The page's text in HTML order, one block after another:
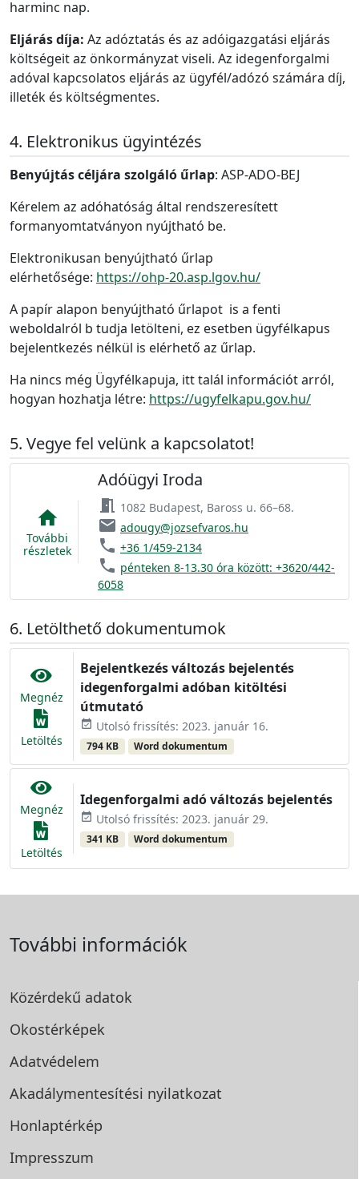
harminc nap.
Eljárás díja: Az adóztatás és az adóigazgatási eljárás
költségeit az önkormányzat viseli. Az idegenforgalmi
adóval kapcsolatos eljárás az ügyfél/adózó számára díj,
illeték és költségmentes.
Elektronikus ügyintézés
Benyújtás céljára szolgáló űrlap: ASP-ADO-BEJ
Kérelem az adóhatóság által rendszeresített
formanyomtatványon nyújtható be.
Elektronikusan benyújtható űrlap
elérhetősége: https://ohp-20.asp.lgov.hu/
A papír alapon benyújtható űrlapot is a fenti
weboldalról b tudja letölteni, ez esetben ügyfélkapus
bejelentkezés nélkül is elérhető az űrlap.
Ha nincs még Ügyfélkapuja, itt talál információt arról,
hogyan hozhatja létre: https://ugyfelkapu.gov.hu/
Vegye fel velünk a kapcsolatot!
home
További
részletek
Adóügyi Iroda
meeting_room 1082 Budapest, Baross u. 66–68.
email adougy@jozsefvaros.hu
phone +36 1/459-2134
phone pénteken 8-13.30 óra között: +3620/442-
6058
Letölthető dokumentumok
Megnéz
Letöltés
Bejelentkezés változás bejelentés
idegenforgalmi adóban kitöltési
útmutató
event_available Utolsó frissítés: 2023. január 16.
794 KB Word dokumentum
Megnéz
Letöltés
Idegenforgalmi adó változás bejelentés
event_available Utolsó frissítés: 2023. január 29.
341 KB Word dokumentum
További információk
Közérdekű adatok
Okostérképek
Adatvédelem
Akadálymentesítési nyilatkozat
Honlaptérkép
Impresszum